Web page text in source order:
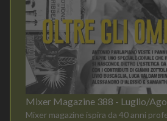
Mixer Magazine 388 - Luglio/
Mixer magazine ispira da 40 anni